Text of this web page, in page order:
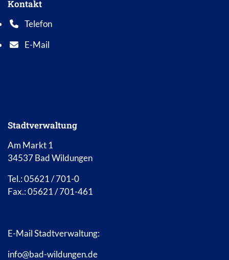
Kontakt
Telefon
Telefonnummer: 0 5 6 2 1 7 0 1 0
E-Mail
E-Mail Adresse: info@bad-wildungen.de
Stadtverwaltung
Am Markt 1
34537 Bad Wildungen
Tel.: 05621 / 701-0
Fax.: 05621 / 701-461
E-Mail Stadtverwaltung:
info@bad-wildungen.de